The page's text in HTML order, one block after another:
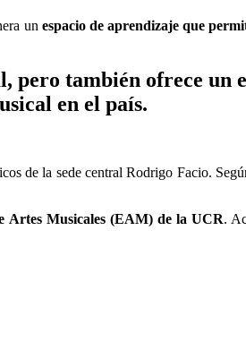
un espacio de aprendizaje que
también ofrece un
en el país.
de la sede central Rodrigo Facio.
Artes Musicales (EAM) de la UCR.